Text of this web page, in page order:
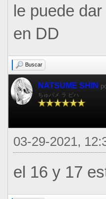
le puede
en DD
Buscar
NATSUME SHIN
ちゅパメ ラ ピハ
03-29-2021,
el 16 y 17